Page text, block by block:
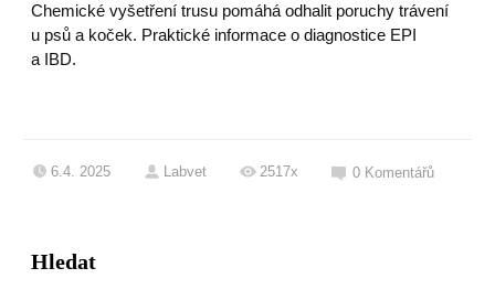
Chemické vyšetření trusu pomáhá odhalit poruchy trávení
u psů a koček. Praktické informace o diagnostice EPI
a IBD.
6.4. 2025 Labvet 2517x 0 Komentářů
Hledat